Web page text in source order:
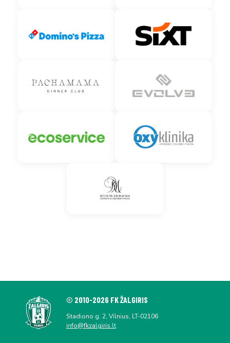
© 2010-2026 FK ŽALGIRIS
Stadiono g. 2, Vilnius, LT-02106
info@fkzalgiris.lt